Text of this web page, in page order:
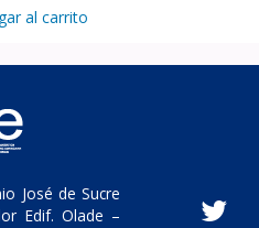
al carrito
José de Sucre
Edif. Olade –